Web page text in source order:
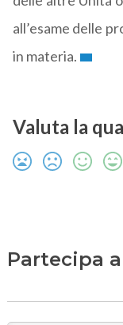
all’esame delle
in materia.
Valuta la
Partecipa